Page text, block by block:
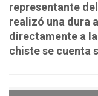
representante
realizó una dura
directamente a
chiste se cuenta